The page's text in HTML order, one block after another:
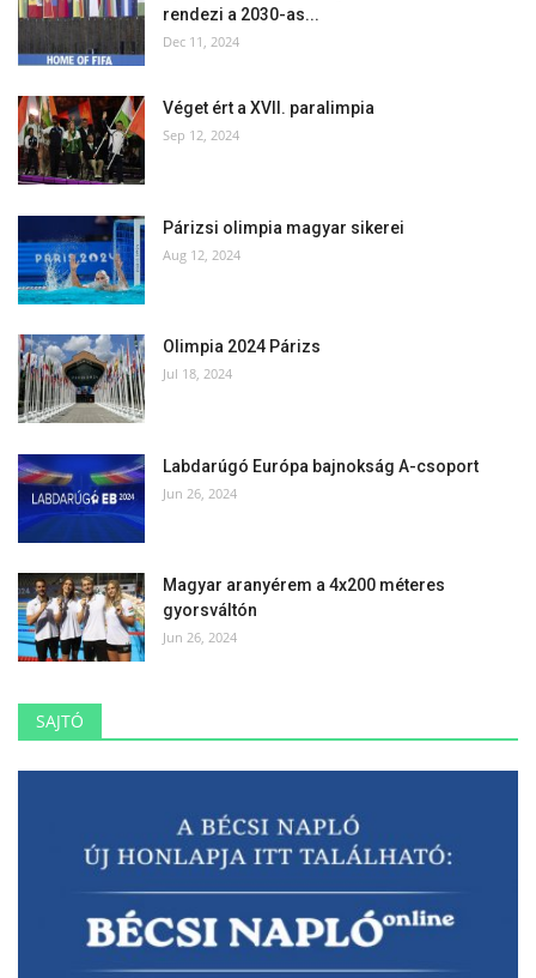
rendezi a 2030-as...
Dec 11, 2024
Véget ért a XVII. paralimpia
Sep 12, 2024
Párizsi olimpia magyar sikerei
Aug 12, 2024
Olimpia 2024 Párizs
Jul 18, 2024
Labdarúgó Európa bajnokság A-csoport
Jun 26, 2024
Magyar aranyérem a 4x200 méteres
gyorsváltón
Jun 26, 2024
SAJTÓ